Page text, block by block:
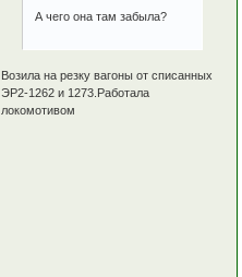
А чего она там забыла?
Возила на резку вагоны от списанных
ЭР2-1262 и 1273.Работала
локомотивом